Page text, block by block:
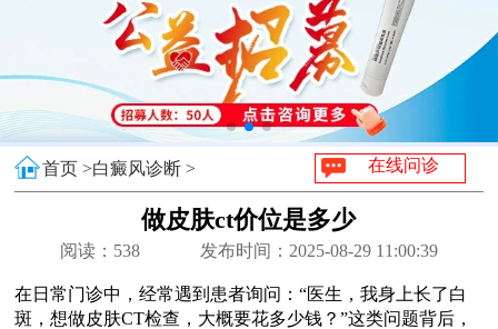
首页 >白癜风诊断 > 在线问诊
做皮肤ct价位是多少
阅读： 538 发布时间：2025-08-29 11:00:39
在日常门诊中，经常遇到患者询问：“医生，我身上长了白
斑，想做皮肤CT检查，大概要花多少钱？”这类问题背后，